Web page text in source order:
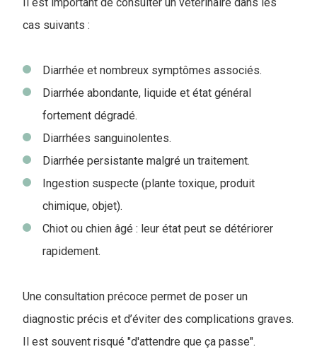
cas suivants :
Diarrhée et nombreux symptômes associés.
Diarrhée abondante, liquide et état général
fortement dégradé.
Diarrhées sanguinolentes.
Diarrhée persistante malgré un traitement.
Ingestion suspecte (plante toxique, produit
chimique, objet).
Chiot ou chien âgé : leur état peut se détériorer
rapidement.
Une consultation précoce permet de poser un
diagnostic précis et d’éviter des complications graves.
Il est souvent risqué "d'attendre que ça passe".